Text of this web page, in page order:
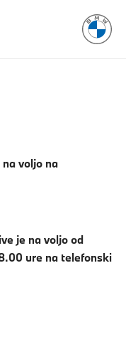
voljo na
je na voljo od
ure na telefonski